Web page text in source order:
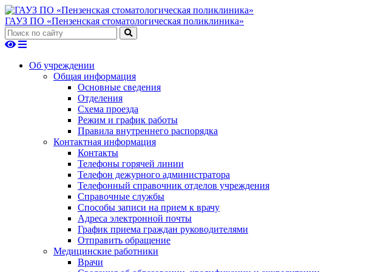
ГАУЗ ПО «Пензенская стоматологическая поликлиника»
Об учреждении
Общая информация
Основные сведения
Отделения
Схема проезда
Режим и график работы
Правила внутреннего распорядка
Контактная информация
Контакты
Телефоны горячей линии
Телефон дежурного администратора
Телефонный справочник отделов учреждения
Справочные службы
Способы записи на прием к врачу
Адреса электронной почты
График приема граждан руководителями
Отправить обращение
Медицинские работники
Врачи